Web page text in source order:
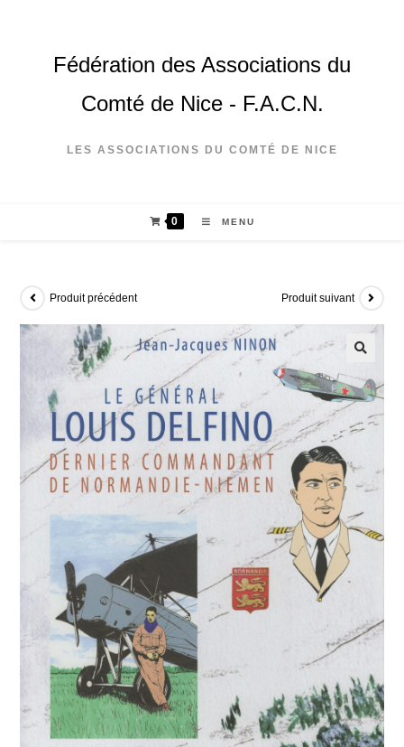
Fédération des Associations du
Comté de Nice - F.A.C.N.
LES ASSOCIATIONS DU COMTÉ DE NICE
0 MENU
Produit précédent Produit suivant